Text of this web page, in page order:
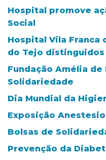
Hospital promove
Social
Hospital Vila Franca
do Tejo
Fundação Amélia
Solidariedade
Dia Mundial da
Exposição
Bolsas de
Prevenção da